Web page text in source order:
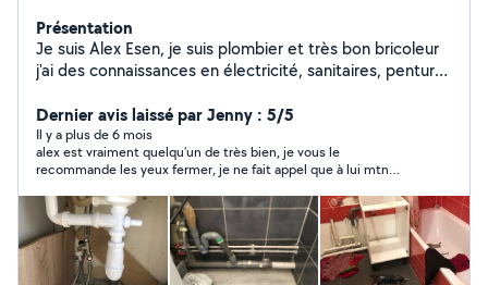
Présentation
Je suis Alex Esen, je suis plombier et très bon bricoleur
j'ai des connaissances en électricité, sanitaires, penture
équipée
Dernier avis laissé par Jenny : 5/5
Il y a plus de 6 mois
alex est vraiment quelqu’un de très bien, je vous le
recommande les yeux fermer, je ne fait appel que à lui mtn